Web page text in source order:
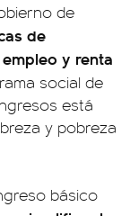
de
de
y renta
social de
está
y pobreza
básico